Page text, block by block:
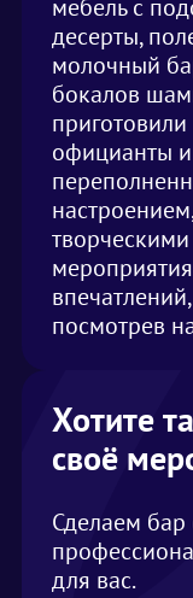
мебель с
десерты,
молочный
бокалов
официанты
посмотрев
Хотите
своё
Сделаем
для вас.